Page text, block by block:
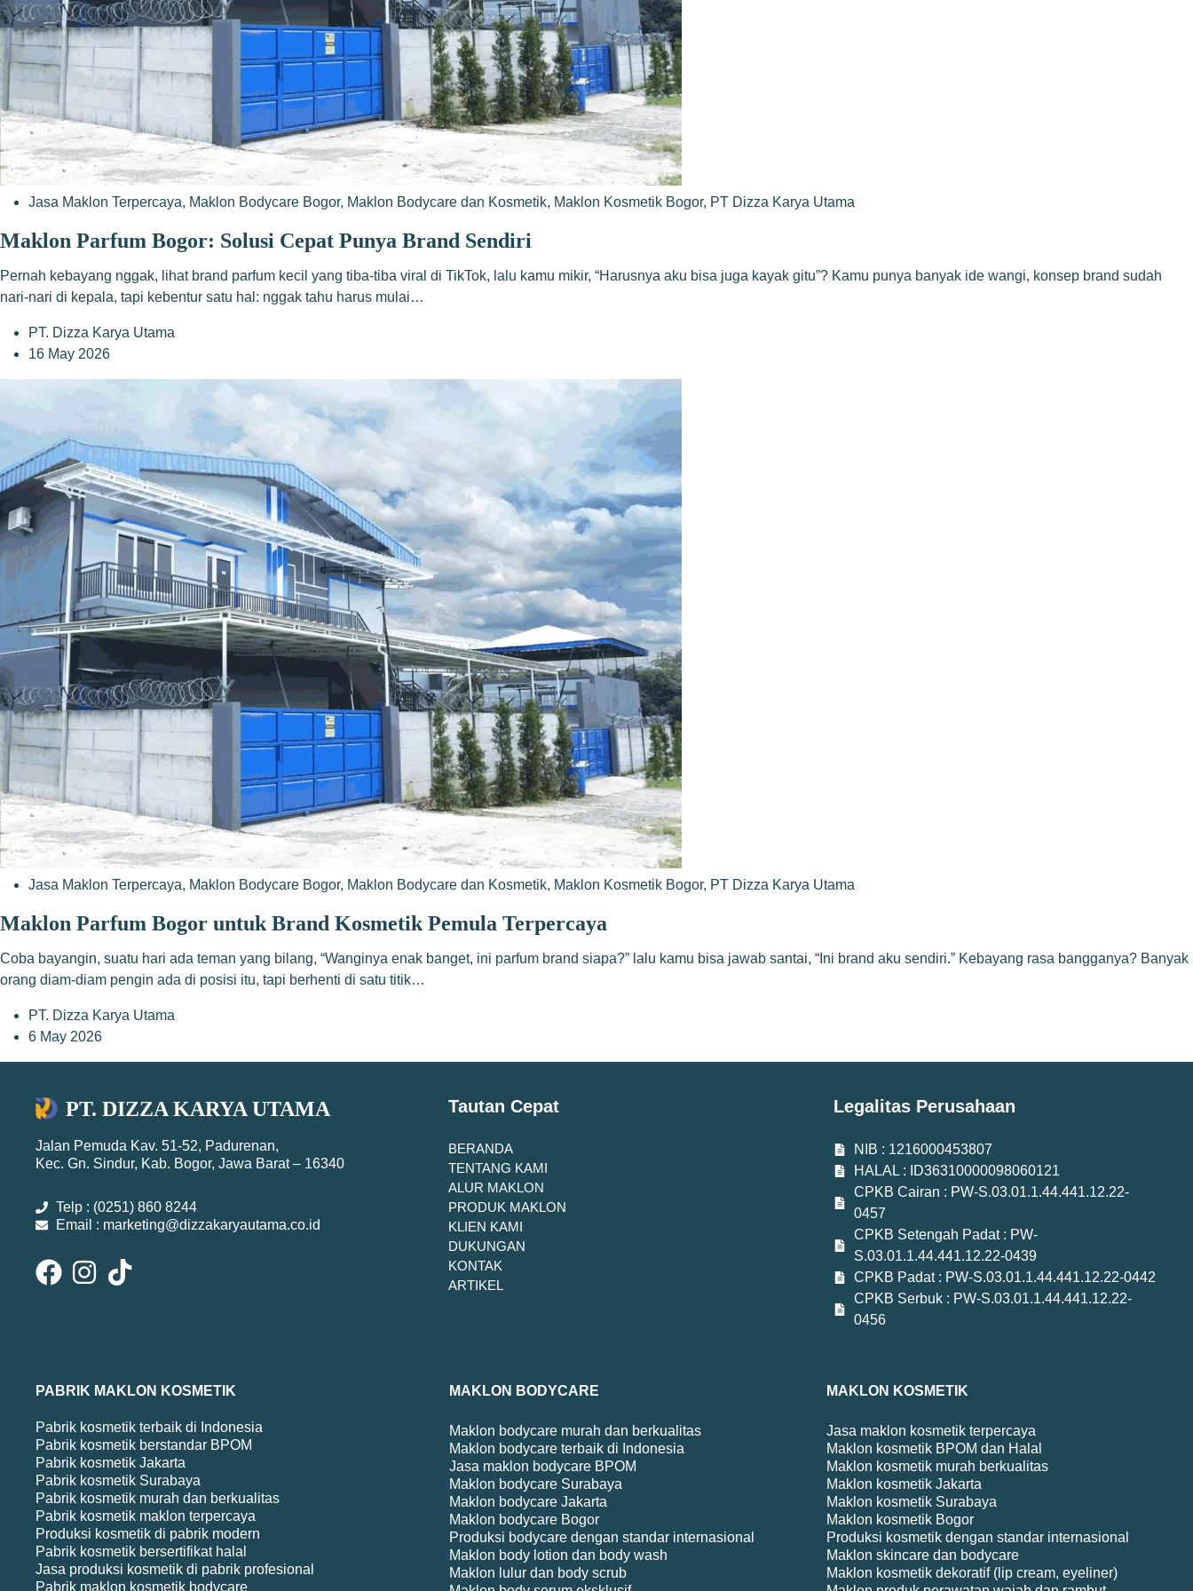
Jasa Maklon Terpercaya, Maklon Bodycare Bogor, Maklon Bodycare dan Kosmetik, Maklon Kosmetik Bogor, PT Dizza Karya Utama
Maklon Parfum Bogor: Solusi Cepat Punya Brand Sendiri
Pernah kebayang nggak, lihat brand parfum kecil yang tiba-tiba viral di TikTok, lalu kamu mikir, “Harusnya aku bisa juga kayak gitu”? Kamu punya banyak ide wangi, konsep brand sudah
nari-nari di kepala, tapi kebentur satu hal: nggak tahu harus mulai…
PT. Dizza Karya Utama
16 May 2026
Jasa Maklon Terpercaya, Maklon Bodycare Bogor, Maklon Bodycare dan Kosmetik, Maklon Kosmetik Bogor, PT Dizza Karya Utama
Maklon Parfum Bogor untuk Brand Kosmetik Pemula Terpercaya
Coba bayangin, suatu hari ada teman yang bilang, “Wanginya enak banget, ini parfum brand siapa?” lalu kamu bisa jawab santai, “Ini brand aku sendiri.” Kebayang rasa bangganya? Banyak
orang diam-diam pengin ada di posisi itu, tapi berhenti di satu titik…
PT. Dizza Karya Utama
6 May 2026
PT. DIZZA KARYA UTAMA
Jalan Pemuda Kav. 51-52, Padurenan,
Kec. Gn. Sindur, Kab. Bogor, Jawa Barat – 16340
Telp : (0251) 860 8244
Email : marketing@dizzakaryautama.co.id
Tautan Cepat
BERANDA
TENTANG KAMI
ALUR MAKLON
PRODUK MAKLON
KLIEN KAMI
DUKUNGAN
KONTAK
ARTIKEL
Legalitas Perusahaan
NIB : 1216000453807
HALAL : ID36310000098060121
CPKB Cairan : PW-S.03.01.1.44.441.12.22-
0457
CPKB Setengah Padat : PW-
S.03.01.1.44.441.12.22-0439
CPKB Padat : PW-S.03.01.1.44.441.12.22-0442
CPKB Serbuk : PW-S.03.01.1.44.441.12.22-
0456
PABRIK MAKLON KOSMETIK
Pabrik kosmetik terbaik di Indonesia
Pabrik kosmetik berstandar BPOM
Pabrik kosmetik Jakarta
Pabrik kosmetik Surabaya
Pabrik kosmetik murah dan berkualitas
Pabrik kosmetik maklon terpercaya
Produksi kosmetik di pabrik modern
Pabrik kosmetik bersertifikat halal
Jasa produksi kosmetik di pabrik profesional
Pabrik maklon kosmetik bodycare
MAKLON BODYCARE
Maklon bodycare murah dan berkualitas
Maklon bodycare terbaik di Indonesia
Jasa maklon bodycare BPOM
Maklon bodycare Surabaya
Maklon bodycare Jakarta
Maklon bodycare Bogor
Produksi bodycare dengan standar internasional
Maklon body lotion dan body wash
Maklon lulur dan body scrub
MAKLON KOSMETIK
Jasa maklon kosmetik terpercaya
Maklon kosmetik BPOM dan Halal
Maklon kosmetik murah berkualitas
Maklon kosmetik Jakarta
Maklon kosmetik Surabaya
Maklon kosmetik Bogor
Produksi kosmetik dengan standar internasional
Maklon skincare dan bodycare
Maklon kosmetik dekoratif (lip cream, eyeliner)